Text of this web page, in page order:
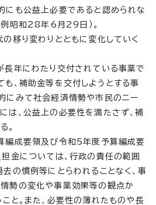
にも公益上必要であると認められな
例昭和28年6月29日）。
移り変わりとともに変化していく
長年にわたり交付されている事業で
も、補助金等を交付しようとする事
にみて社会経済情勢や市民のニー
は、公益上の必要性を満たさず、補
。
成要領及び令和5年度予算編成要
担金については、行政の責任の範囲
去の慣例等にとらわれることなく、事
勢の変化や事業効果等の観点か
と。また、必要性の薄れたものや長